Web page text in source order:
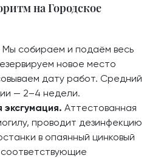
на Городское
Мы собираем и подаём весь
новое место
дату работ. Средний
— 2–4 недели.
эксгумация. Аттестованная
проводит дезинфекцию
в опаянный цинковый